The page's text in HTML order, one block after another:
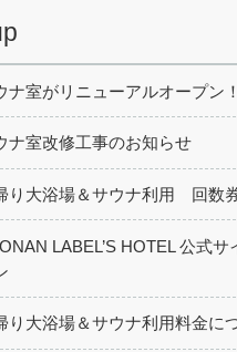
ナ室がリニューアルオープン！
ナ室改修工事のお知らせ
り大浴場＆サウナ利用 回数
LABEL’S HOTEL 公式サ
り大浴場＆サウナ利用料金に